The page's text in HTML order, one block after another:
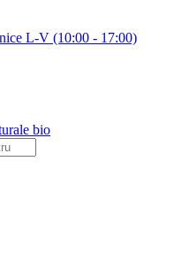
L-V (10:00 - 17:00)